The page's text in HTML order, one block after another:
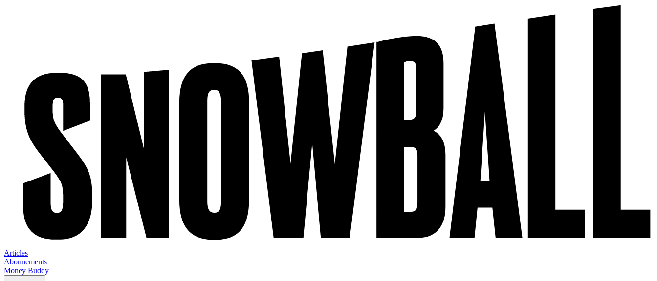
Articles
Abonnements
Money Buddy